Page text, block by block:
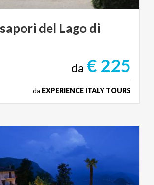
sapori del Lagodi
da € 225
da EXPERIENCE ITALY TOURS